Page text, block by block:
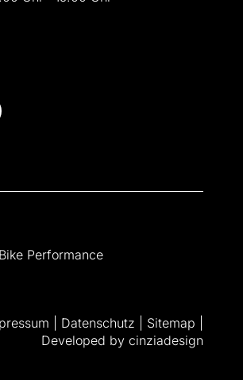
Performance
Datenschutz Sitemap
Developed by cinziadesign